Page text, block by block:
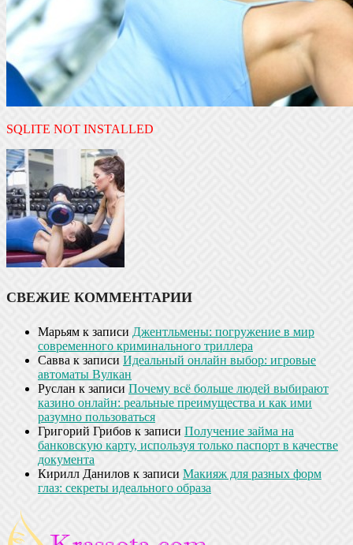
SQLITE NOT INSTALLED
СВЕЖИЕ КОММЕНТАРИИ
Марьям к записи Джентльмены: погружение в мир
современного криминального триллера
Савва к записи Идеальный онлайн выбор: игровые
автоматы Вулкан
Руслан к записи Почему всё больше людей выбирают
казино онлайн: реальные преимущества и как ими
разумно пользоваться
Григорий Грибов к записи Получение займа на
банковскую карту, используя только паспорт в качестве
документа
Кирилл Данилов к записи Макияж для разных форм
глаз: секреты идеального образа